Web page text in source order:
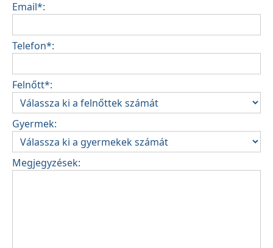
Email*:
Telefon*:
Felnőtt*:
Gyermek:
Megjegyzések: